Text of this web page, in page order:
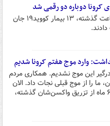
دوباره دو رقمی شد
در طول ۲۴ ساعت گذشته، ۱۳ بیمار کووید۱۹ جان
وارد موج هفتم کرونا شدیم
این موج نشدیم. همکاری مردم
ما را از موج قبلی نجات داد. الان
هم افرادی که ۶ ماه از تزریق واکسن‌شان گذشته،